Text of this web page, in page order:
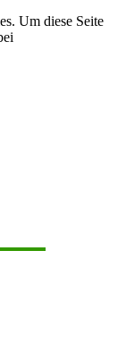
Um diese Seite